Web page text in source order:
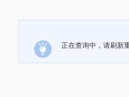
正在查询中，请刷新